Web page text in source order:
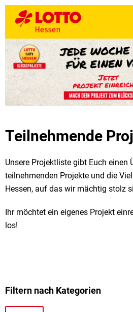
Teilnehmende
Unsere Projektliste gibt Euch einen
teilnehmenden Projekte und die
Hessen, auf das wir mächtig stolz
Ihr möchtet ein eigenes Projekt
los!
Filtern nach Kategorien